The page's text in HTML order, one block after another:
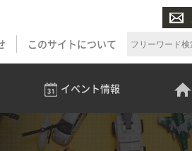
このサイトについて
イベント情報